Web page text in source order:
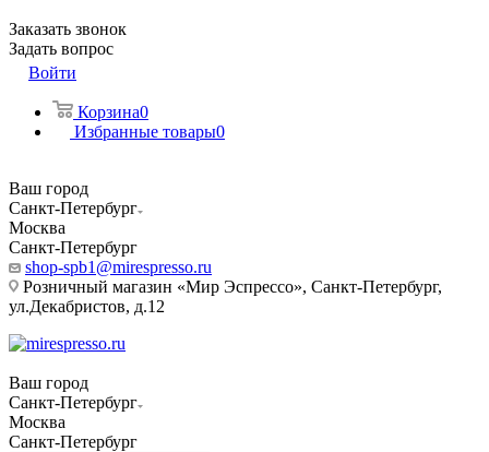
Заказать звонок
Задать вопрос
Войти
Корзина0
Избранные товары0
Ваш город
Санкт-Петербург
Москва
Санкт-Петербург
shop-spb1@mirespresso.ru
Розничный магазин «Мир Эспрессо», Санкт-Петербург,
ул.Декабристов, д.12
Ваш город
Санкт-Петербург
Москва
Санкт-Петербург